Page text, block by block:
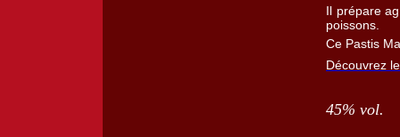
Il prépare
poissons.
Ce Pastis
Découvrez
45% vol.